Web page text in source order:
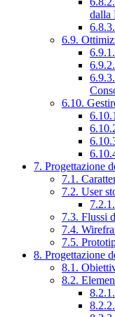
dalla
6.9.
6.10.
7. Progettazione
7.1.
7.2. User
7.3. Flussi
7.4.
7.5.
8. Progettazione
8.1.
8.2.